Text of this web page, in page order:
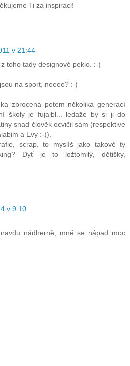
Ti za inspiraci!
v 21:44
toho tady designové peklo. :-)
na sport, neeee? :-)
zbrocená potem několika generací
školy je fujajbl... ledaže by si ji do
snad člověk ocvičil sám (respektive
a Evy :-)).
scrap, to myslíš jako takové ty
Dyť je to ložtomilý, dětišky,
v 9:10
nádherně, mně se nápad moc